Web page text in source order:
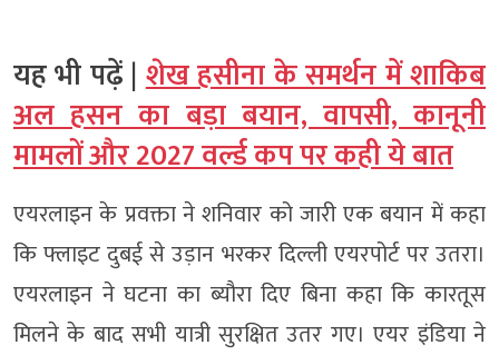
यह भी पढ़ें |शेख हसीना के समर्थन में शाकिब
अल हसन का बड़ा बयान, वापसी, कानूनी
मामलों और 2027 वर्ल्ड कप पर कही ये बात
एयरलाइन के प्रवक्ता ने शनिवार को जारी एक बयान में कहा
कि फ्लाइट दुबई से उड़ान भरकर दिल्ली एयरपोर्ट पर उतरा।
एयरलाइन ने घटना का ब्यौरा दिए बिना कहा कि कारतूस
मिलने के बाद सभी यात्री सुरक्षित उतर गए। एयर इंडिया ने